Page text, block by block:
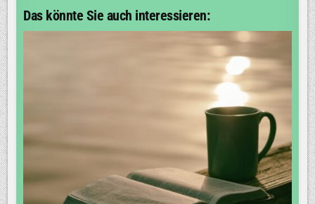
Das könnte Sie auch interessieren: